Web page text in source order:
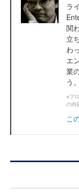
ラ
関
立
わ
エ
業
う
※プ
の内
こ